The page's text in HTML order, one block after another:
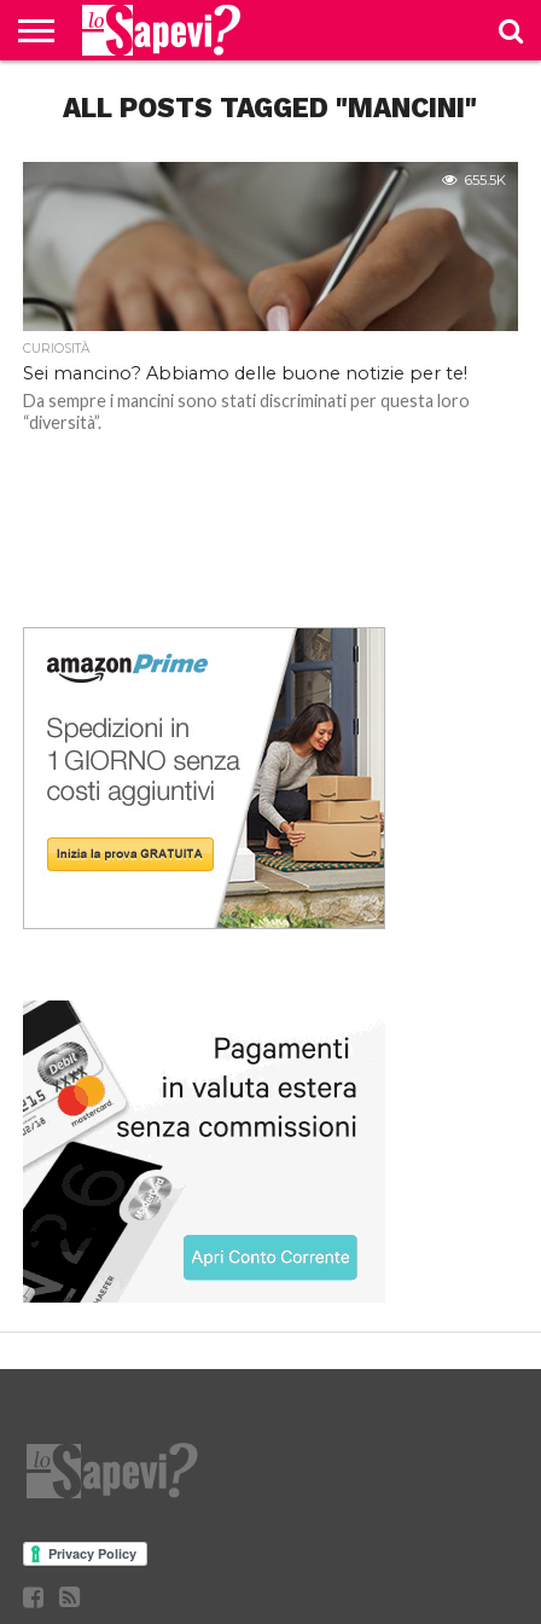
BENESSERE
GOSSIP
PRODOTTI
AMAZON
NEWS
CASA E
CUCINA
ALL POSTS TAGGED "MANCINI"
655.5K
CURIOSITÀ
Sei mancino? Abbiamo delle buone notizie per te!
Da sempre i mancini sono stati discriminati per questa loro
“diversità”.